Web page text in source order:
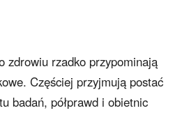
zdrowiu rzadko przypominają
Częściej przyjmują postać
badań, półprawd i obietnic